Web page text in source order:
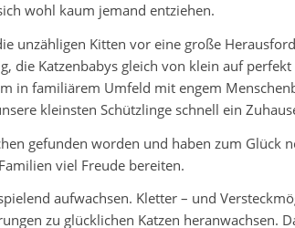
wohl kaum jemand entziehen.
unzähligen Kitten vor eine große
die Katzenbabys gleich von klein auf
in familiärem Umfeld mit engem
kleinsten Schützlinge schnell ein
gefunden worden und haben zum Glück
viel Freude bereiten.
aufwachsen. Kletter – und
zu glücklichen Katzen heranwachsen.